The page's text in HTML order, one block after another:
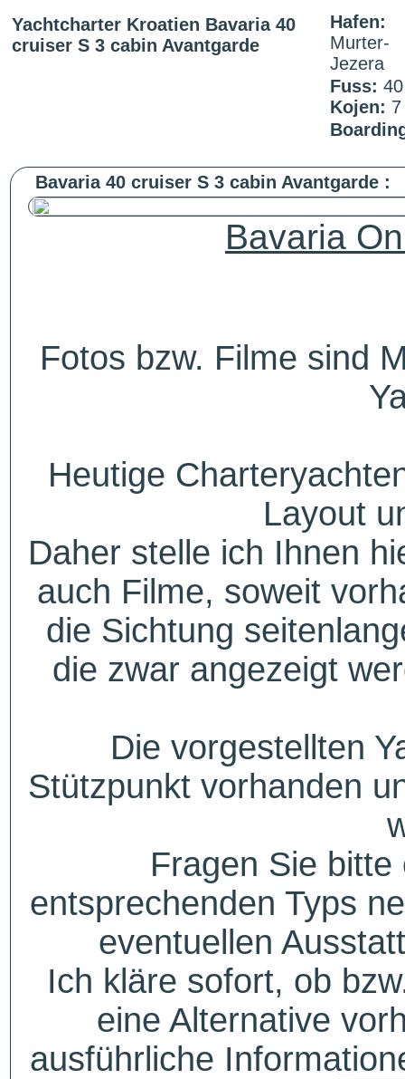
Yachtcharter Kroatien Bavaria 40
cruiser S 3 cabin Avantgarde
Hafen:
Murter-
Jezera
Fuss:
Kojen:
Bavaria 40 cruiser S 3 cabin Avantgarde :
Bavaria
Fotos bzw. Filme sind
Heutige
Layout
Daher stelle ich Ihnen
auch Filme, soweit
die Sichtung
die zwar angezeigt
Die vorgestellten
Stützpunkt vorhanden
Fragen Sie
entsprechenden Typs
eventuellen
Ich kläre sofort, ob
eine Alternative
ausführliche